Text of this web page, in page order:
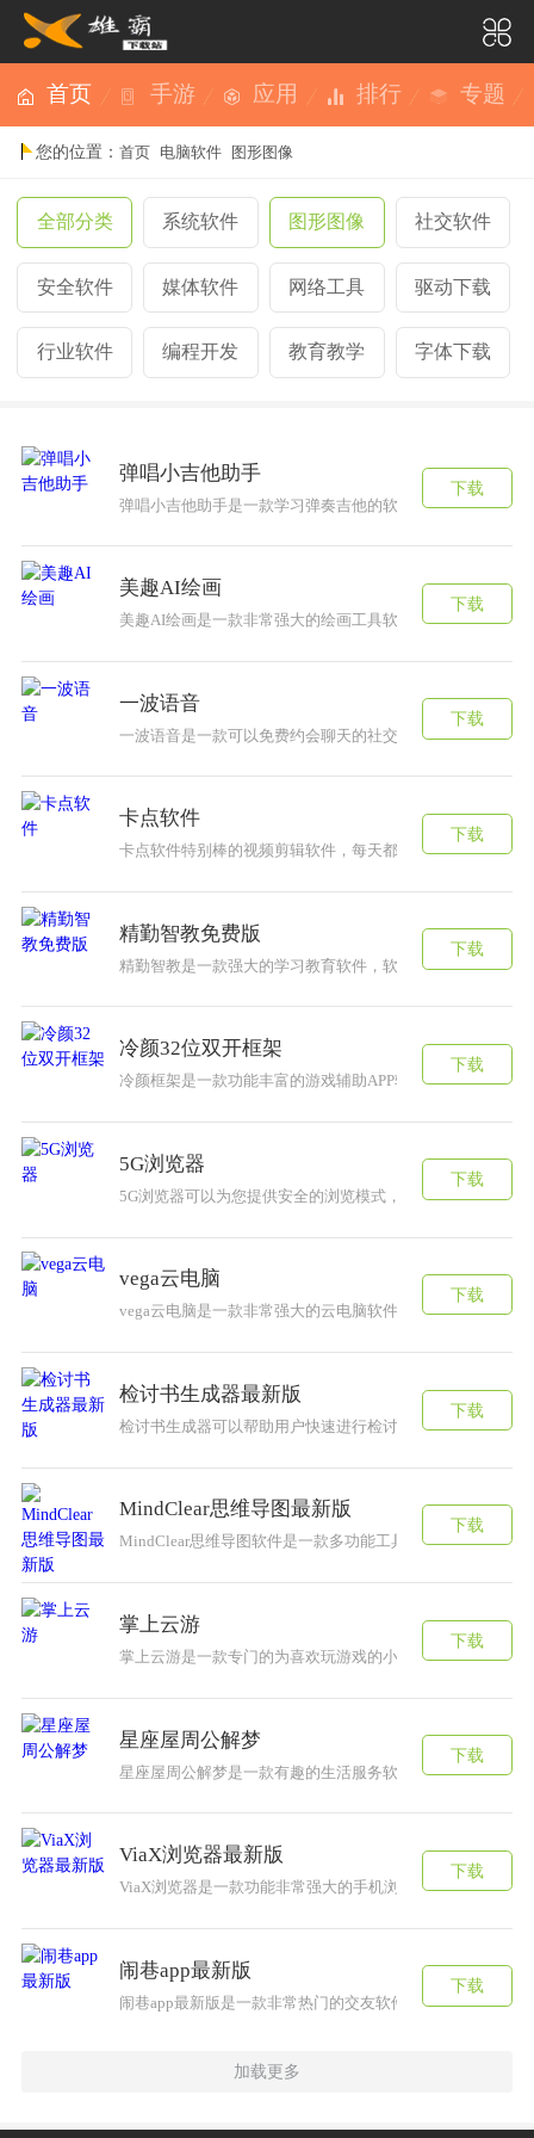
首页 手游 应用 排行 专题
您的位置：首页 电脑软件 图形图像
全部分类 系统软件 图形图像 社交软件
安全软件 媒体软件 网络工具 驱动下载
行业软件 编程开发 教育教学 字体下载
弹唱小吉他助手
弹唱小吉他助手是一款学习弹奏吉他的软件，在这里你可
下载
美趣AI绘画
美趣AI绘画是一款非常强大的绘画工具软件，软件中拥有
下载
一波语音
一波语音是一款可以免费约会聊天的社交软件，这款一波
下载
卡点软件
卡点软件特别棒的视频剪辑软件，每天都有大量短视频，
下载
精勤智教免费版
精勤智教是一款强大的学习教育软件，软件中拥有海量的
下载
冷颜32位双开框架
冷颜框架是一款功能丰富的游戏辅助APP软件，提供免费开
下载
5G浏览器
​5G浏览器可以为您提供安全的浏览模式，让您在这里轻松
下载
vega云电脑
vega云电脑是一款非常强大的云电脑软件，能够为用户提
下载
检讨书生成器最新版
检讨书生成器可以帮助用户快速进行检讨生成服务，软件
下载
MindClear思维导图最新版
MindClear思维导图软件是一款多功能工具，可以实现工程
下载
掌上云游
掌上云游是一款专门的为喜欢玩游戏的小伙伴所建立的云
下载
星座屋周公解梦
星座屋周公解梦是一款有趣的生活服务软件，能够在游戏
下载
ViaX浏览器最新版
ViaX浏览器是一款功能非常强大的手机浏览器软件，能够
下载
闹巷app最新版
闹巷app最新版是一款非常热门的交友软件，里面的交友方
下载
加载更多